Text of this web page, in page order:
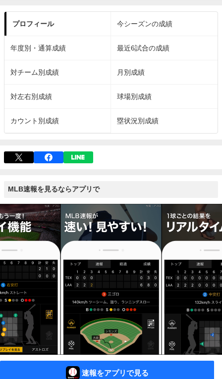
プロフィール 今シーズンの成績
年度別・通算成績 最近6試合の成績
対チーム別成績 月別成績
対左右別成績 球場別成績
カウント別成績 塁状況別成績
MLB速報を見るならアプリで
速報をアプリで見る